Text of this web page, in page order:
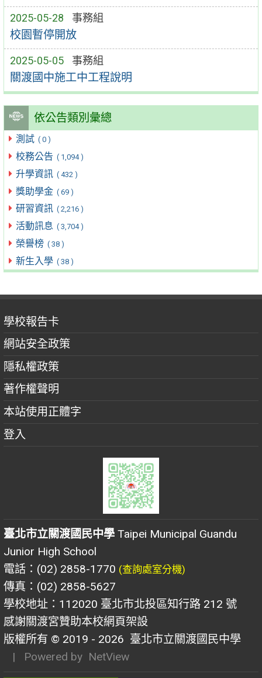
2025-05-28 事務組
校園暫停開放
2025-05-05 事務組
關渡國中施工中工程說明
依公告類別彙總
測試 ( 0 )
校務公告 ( 1,094 )
升學資訊 ( 432 )
獎助學金 ( 69 )
研習資訊 ( 2,216 )
活動訊息 ( 3,704 )
榮譽榜 ( 38 )
新生入學 ( 38 )
學校報告卡
網站安全政策
隱私權政策
著作權聲明
本站使用正體字
登入
臺北市立關渡國民中學 Taipei Municipal Guandu
Junior High School
電話：(02) 2858-1770 (查詢處室分機)
傳真：(02) 2858-5627
學校地址：112020 臺北市北投區知行路 212 號
感謝關渡宮贊助本校網頁架設
版權所有 © 2019 - 2026 臺北市立關渡國民中學
| Powered by NetView